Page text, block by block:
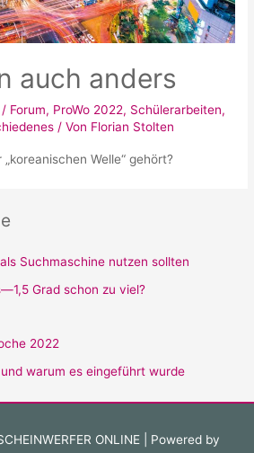
auch anders
/ Forum, ProWo 2022, Schülerarbeiten,
/ Von Florian Stolten
Welle“ gehört?
Suchmaschine nutzen sollten
Grad schon zu viel?
2022
warum es eingeführt wurde
ONLINE| Powered by